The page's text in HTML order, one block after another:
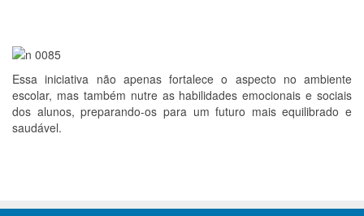
Essa iniciativa não apenas fortalece o aspecto no ambiente
escolar, mas também nutre as habilidades emocionais e sociais
dos alunos, preparando-os para um futuro mais equilibrado e
saudável.